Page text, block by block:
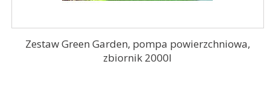
Zestaw Green Garden, pompa powierzchniowa,
zbiornik 2000l